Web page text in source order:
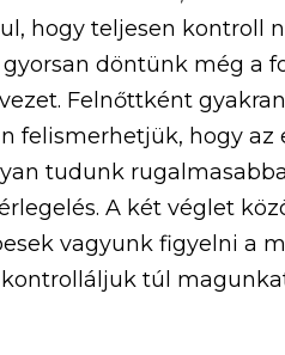
hogy teljesen kontroll
döntünk még a
Felnőttként
felismerhetjük, hogy
tudunk
A két véglet
vagyunk figyelni a
túl